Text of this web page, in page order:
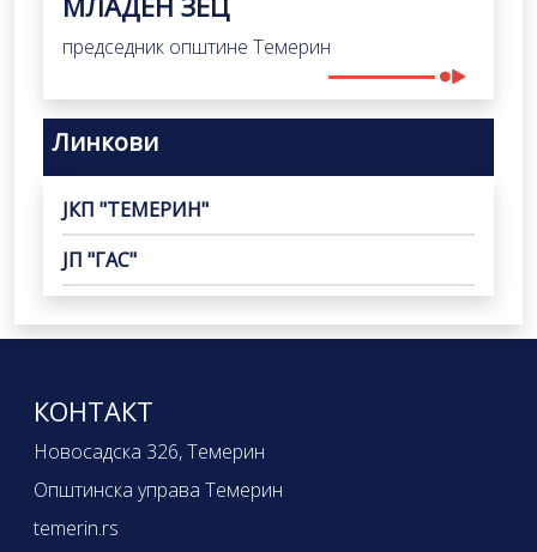
председник општине Темерин
Линкови
ЈКП "ТЕМЕРИН"
ЈП "ГАС"
КОНТАКТ
Новосадска 326, Темерин
Општинска управа Темерин
temerin.rs